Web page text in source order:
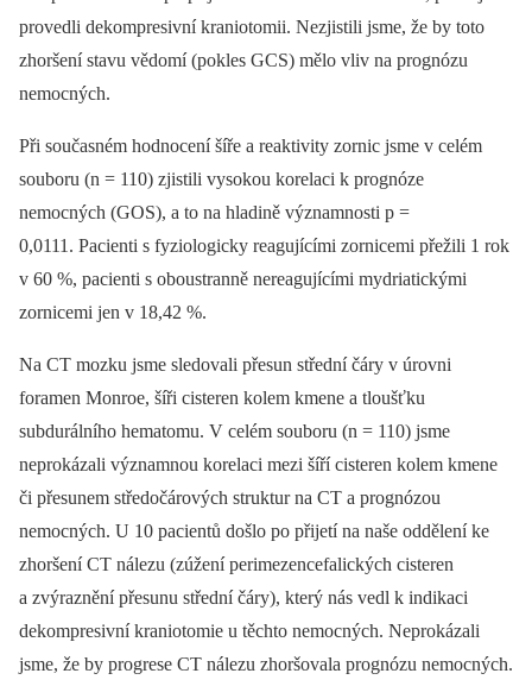
provedli dekompresivní kraniotomii. Nezjistili jsme, že by toto
zhoršení stavu vědomí (pokles GCS) mělo vliv na prognózu
nemocných.
Při současném hodnocení šíře a reaktivity zornic jsme v celém
souboru (n = 110) zjistili vysokou korelaci k prognóze
nemocných (GOS), a to na hladině významnosti p =
0,0111. Pacienti s fyziologicky reagujícími zornicemi přežili 1 rok
v 60 %, pacienti s oboustranně nereagujícími mydriatickými
zornicemi jen v 18,42 %.
Na CT mozku jsme sledovali přesun střední čáry v úrovni
foramen Monroe, šíři cisteren kolem kmene a tloušťku
subdurálního hematomu. V celém souboru (n = 110) jsme
neprokázali významnou korelaci mezi šíří cisteren kolem kmene
či přesunem středočárových struktur na CT a prognózou
nemocných. U 10 pacientů došlo po přijetí na naše oddělení ke
zhoršení CT nálezu (zúžení perimezencefalických cisteren
a zvýraznění přesunu střední čáry), který nás vedl k indikaci
dekompresivní kraniotomie u těchto nemocných. Neprokázali
jsme, že by progrese CT nálezu zhoršovala prognózu nemocných.